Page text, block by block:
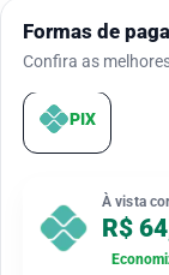
Formas de
Confira as
PIX
À vista
R$